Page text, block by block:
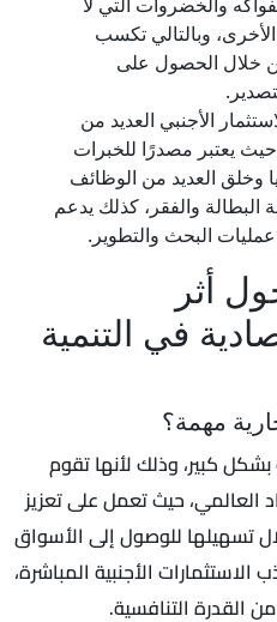
وبالتالي تكسب
من خلال الحصول على
الأجنبي العديد من
حيث يعتبر مصدرًا للخبرات
وخلق العديد من الوظائف
والفقر، كذلك يدعم
عمليات البحث والتطوير.
أثر
في التنمية
مهمة؟
كبير، وذلك لأنها تقوم
حيث تعمل على تعزيز
تسهيلها للوصول إلى الأسواق
الأجنبية المباشرة،
القدرة التنافسية.